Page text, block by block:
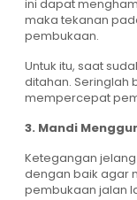
ini dapat
maka tekanan
pembukaan.
Untuk itu, saat
ditahan. Seringlah
mempercepat
3. Mandi
Ketegangan
dengan baik agar
pembukaan jalan